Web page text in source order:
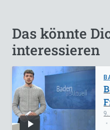
Das könnte
interessieren
9.